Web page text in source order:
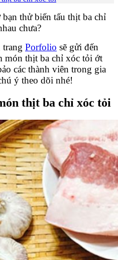
thử biến tấu thịt ba chỉ
chưa?
trang Porfolio sẽ gửi đến
món thịt ba chỉ xóc tỏi ớt
các thành viên trong gia
ý theo dõi nhé!
thịt ba chỉ xóc tỏi